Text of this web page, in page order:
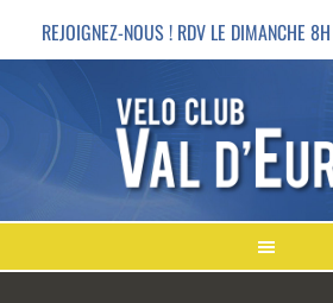
REJOIGNEZ-NOUS ! RDV LE DIMANCHE